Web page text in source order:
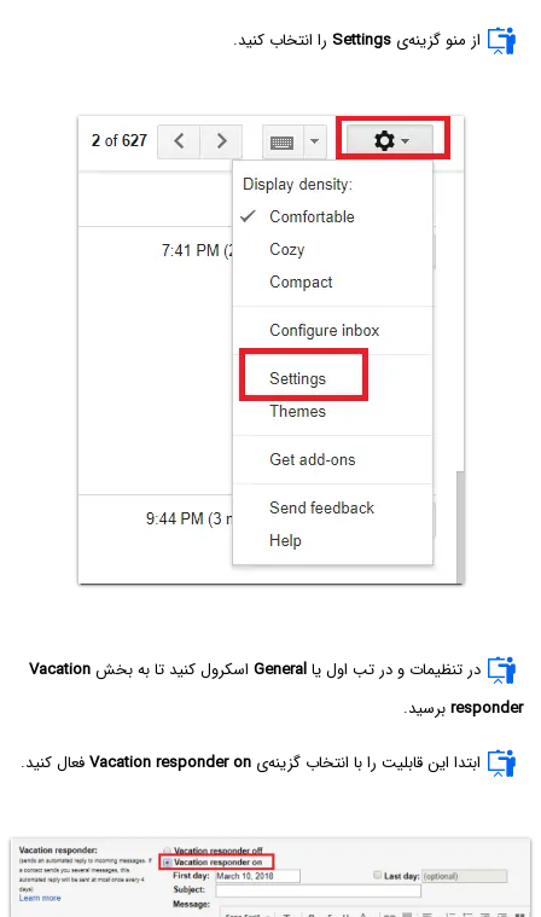
از منو گزینه‌ی Settings را انتخاب کنید.
در تنظیمات و در تب اول یاGeneral اسکرول کنید تا به بخشVacation
responderبرسید.
ابتدا این قابلیت را با انتخاب گزینه‌ی Vacation responder onفعال کنید.